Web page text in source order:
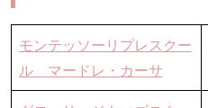
モンテッソーリプレスクー
ル マードレ・カーサ